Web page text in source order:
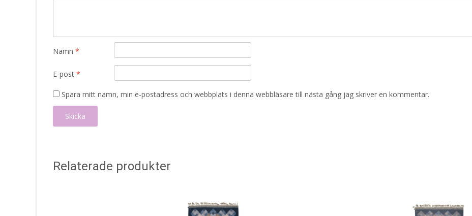
Namn *
E-post *
Spara mitt namn, min e-postadress och webbplats i denna webbläsare till nästa gång jag skriver en kommentar.
Relaterade produkter